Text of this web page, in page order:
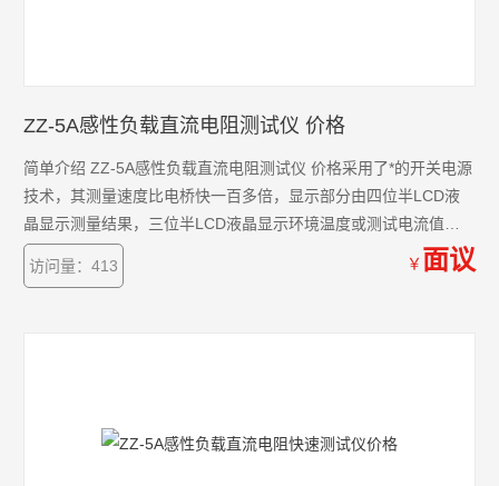
ZZ-5A感性负载直流电阻测试仪 价格
简单介绍 ZZ-5A感性负载直流电阻测试仪 价格采用了*的开关电源
技术，其测量速度比电桥快一百多倍，显示部分由四位半LCD液
晶显示测量结果，三位半LCD液晶显示环境温度或测试电流值，
克服了其它同类产品由LED显示值在阳光下不便读数的缺点，同时
具备了自动消弧功能。该直流电阻快速测试仪具有测速快、精度
访问量：413 ￥ 面议